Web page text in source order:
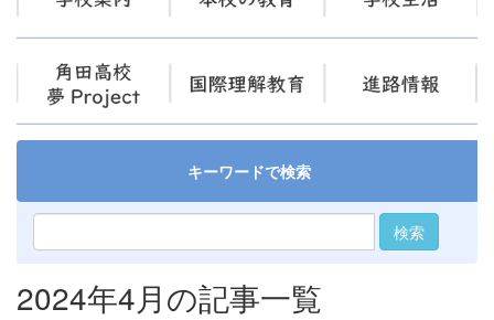
キーワードで検索
検索
2024年4月の記事一覧